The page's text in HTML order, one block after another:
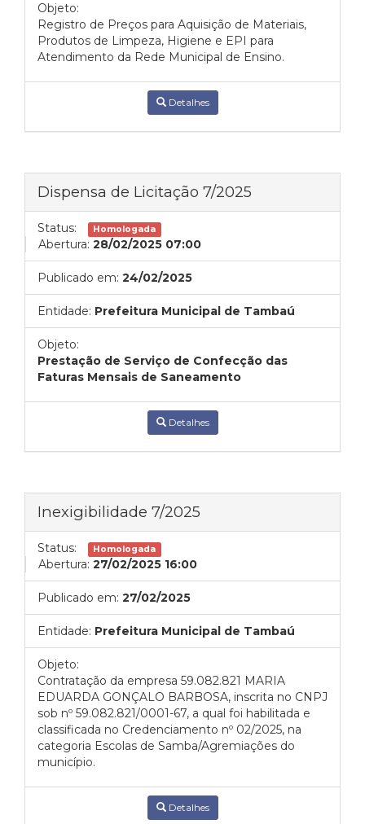
Objeto:
Registro de Preços para Aquisição de Materiais,
Produtos de Limpeza, Higiene e EPI para
Atendimento da Rede Municipal de Ensino.
Detalhes
Dispensa de Licitação 7/2025
Status: Homologada
Abertura: 28/02/2025 07:00
Publicado em: 24/02/2025
Entidade: Prefeitura Municipal de Tambaú
Objeto:
Prestação de Serviço de Confecção das
Faturas Mensais de Saneamento
Detalhes
Inexigibilidade 7/2025
Status: Homologada
Abertura: 27/02/2025 16:00
Publicado em: 27/02/2025
Entidade: Prefeitura Municipal de Tambaú
Objeto:
Contratação da empresa 59.082.821 MARIA
EDUARDA GONÇALO BARBOSA, inscrita no CNPJ
sob nº 59.082.821/0001-67, a qual foi habilitada e
classificada no Credenciamento nº 02/2025, na
categoria Escolas de Samba/Agremiações do
município.
Detalhes